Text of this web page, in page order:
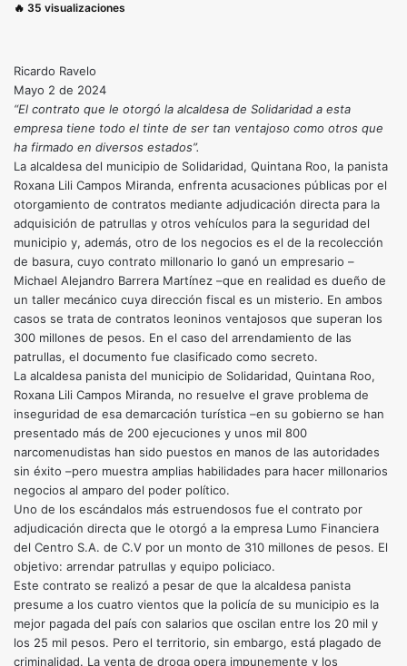
🔥 35 visualizaciones
Ricardo Ravelo
Mayo 2 de 2024
“El contrato que le otorgó la alcaldesa de Solidaridad a esta
empresa tiene todo el tinte de ser tan ventajoso como otros que
ha firmado en diversos estados”.
La alcaldesa del municipio de Solidaridad, Quintana Roo, la panista
Roxana Lili Campos Miranda, enfrenta acusaciones públicas por el
otorgamiento de contratos mediante adjudicación directa para la
adquisición de patrullas y otros vehículos para la seguridad del
municipio y, además, otro de los negocios es el de la recolección
de basura, cuyo contrato millonario lo ganó un empresario –
Michael Alejandro Barrera Martínez –que en realidad es dueño de
un taller mecánico cuya dirección fiscal es un misterio. En ambos
casos se trata de contratos leoninos ventajosos que superan los
300 millones de pesos. En el caso del arrendamiento de las
patrullas, el documento fue clasificado como secreto.
La alcaldesa panista del municipio de Solidaridad, Quintana Roo,
Roxana Lili Campos Miranda, no resuelve el grave problema de
inseguridad de esa demarcación turística –en su gobierno se han
presentado más de 200 ejecuciones y unos mil 800
narcomenudistas han sido puestos en manos de las autoridades
sin éxito –pero muestra amplias habilidades para hacer millonarios
negocios al amparo del poder político.
Uno de los escándalos más estruendosos fue el contrato por
adjudicación directa que le otorgó a la empresa Lumo Financiera
del Centro S.A. de C.V por un monto de 310 millones de pesos. El
objetivo: arrendar patrullas y equipo policiaco.
Este contrato se realizó a pesar de que la alcaldesa panista
presume a los cuatro vientos que la policía de su municipio es la
mejor pagada del país con salarios que oscilan entre los 20 mil y
los 25 mil pesos. Pero el territorio, sin embargo, está plagado de
criminalidad. La venta de droga opera impunemente y los